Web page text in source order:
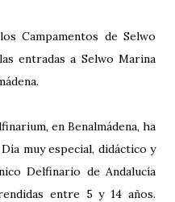
Campamentos de Selwo
entradas a Selwo Marina
en Benalmádena, ha
muy especial, didáctico y
Delfinario de Andalucía
entre 5 y 14 años.